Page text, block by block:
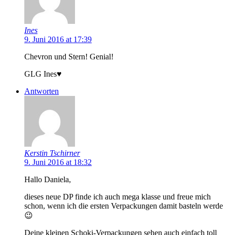
Ines
9. Juni 2016 at 17:39
Chevron und Stern! Genial!
GLG Ines♥
Antworten
Kerstin Tschirner
9. Juni 2016 at 18:32
Hallo Daniela,
dieses neue DP finde ich auch mega klasse und freue mich
schon, wenn ich die ersten Verpackungen damit basteln werde
😉
Deine kleinen Schoki-Verpackungen sehen auch einfach toll